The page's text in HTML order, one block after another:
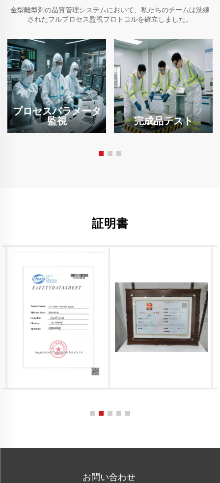
金型離型剤の品質管理システムにおいて、私たちのチームは洗練
されたフルプロセス監視プロトコルを確立しました。
プロセスパラメータ
監視
完成品テスト
証明書
お問い合わせ